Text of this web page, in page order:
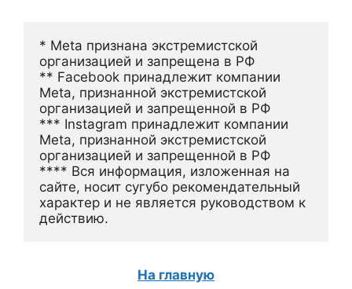
* Meta признана экстремистской
организацией и запрещена в РФ
** Facebook принадлежит компании
Meta, признанной экстремистской
организацией и запрещенной в РФ
*** Instagram принадлежит компании
Meta, признанной экстремистской
организацией и запрещенной в РФ
**** Вся информация, изложенная на
сайте, носит сугубо рекомендательный
характер и не является руководством к
действию.
На главную